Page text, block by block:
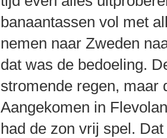
banaantassen vol met
nemen naar Zweden
dat was de bedoeling.
stromende regen, maar
Aangekomen in
had de zon vrij spel.